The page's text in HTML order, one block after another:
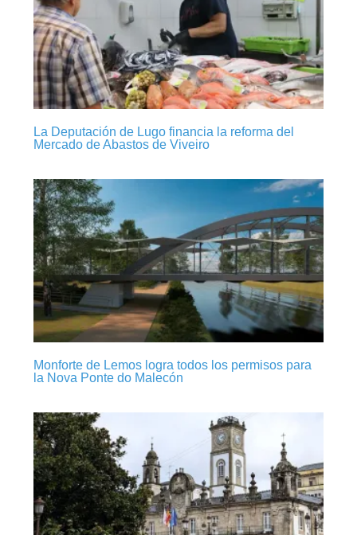
La Deputación de Lugo financia la reforma del
Mercado de Abastos de Viveiro
Monforte de Lemos logra todos los permisos para
la Nova Ponte do Malecón